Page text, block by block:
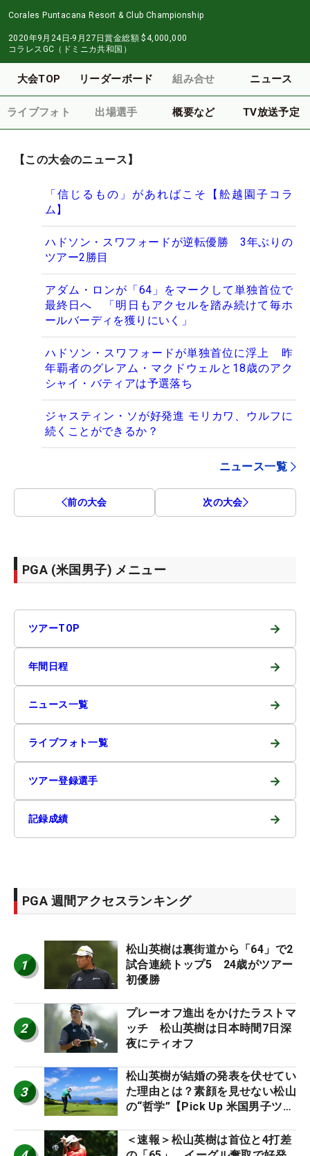
Corales Puntacana Resort & Club Championship
2020年9月24日-9月27日賞金総額 $4,000,000
コラレスGC（ドミニカ共和国）
大会TOP リーダーボード 組み合せ ニュース
ライブフォト 出場選手 概要など TV放送予定
【この大会のニュース】
「信じるもの」があればこそ【舩越園子コラ
ム】
ハドソン・スワフォードが逆転優勝 3年ぶりの
ツアー2勝目
アダム・ロンが「64」をマークして単独首位で
最終日へ 「明日もアクセルを踏み続けて毎ホ
ールバーディを獲りにいく」
ハドソン・スワフォードが単独首位に浮上 昨
年覇者のグレアム・マクドウェルと18歳のアク
シャイ・バティアは予選落ち
ジャスティン・ソが好発進 モリカワ、ウルフに
続くことができるか？
ニュース一覧
前の大会 次の大会
PGA (米国男子) メニュー
ツアーTOP →
年間日程 →
ニュース一覧 →
ライブフォト一覧 →
ツアー登録選手 →
記録成績 →
PGA 週間アクセスランキング
1
松山英樹は裏街道から「64」で2
試合連続トップ5 24歳がツアー
初優勝
2
プレーオフ進出をかけたラストマ
ッチ 松山英樹は日本時間7日深
夜にティオフ
3
松山英樹が結婚の発表を伏せてい
た理由とは？素顔を見せない松山
の“哲学”【Pick Up 米国男子ツア
＜速報＞松山英樹は首位と4打差